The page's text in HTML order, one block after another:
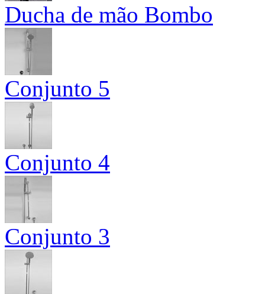
Ducha de mão Bombo
Conjunto 5
Conjunto 4
Conjunto 3